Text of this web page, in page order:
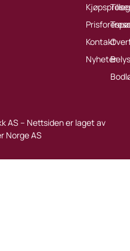
Kontakt
Nyheter
AS – Nettsiden er laget av
Norge AS